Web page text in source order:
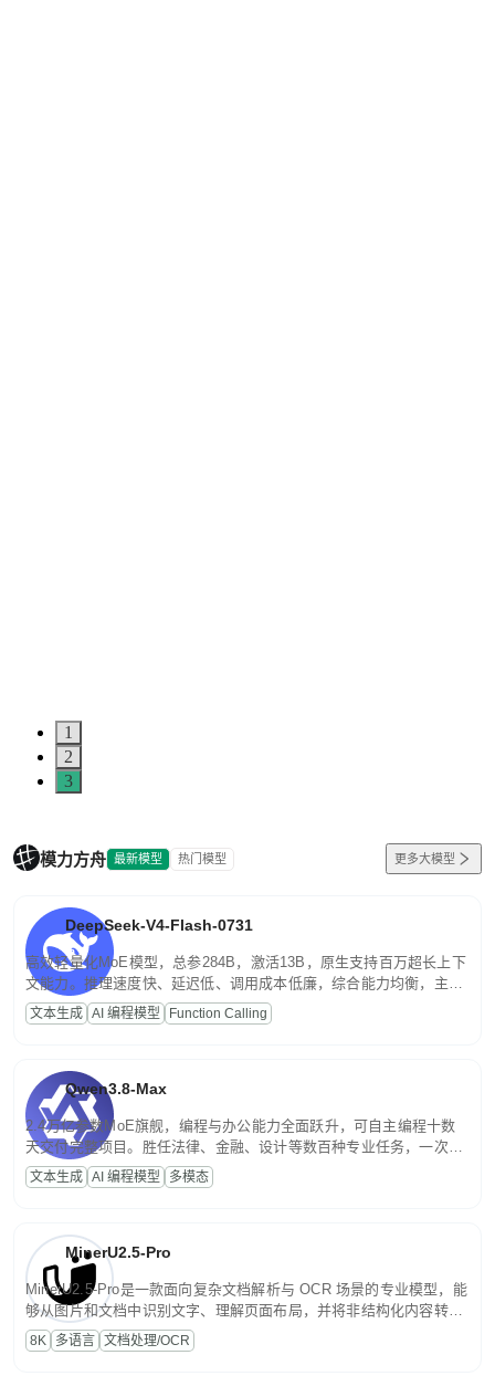
1
2
3
模力方舟 最新模型 热门模型 更多大模型
DeepSeek-V4-Flash-0731
高效轻量化MoE模型，总参284B，激活13B，原生支持百万超长上下
文能力。推理速度快、延迟低、调用成本低廉，综合能力均衡，主打
高并发、轻量化任务，适合日常对话、内容创作、基础 RAG、批量
文案处理等普惠刚需场景。
文本生成 AI 编程模型 Function Calling
Qwen3.8-Max
2.4万亿参数MoE旗舰，编程与办公能力全面跃升，可自主编程十数
天交付完整项目。胜任法律、金融、设计等数百种专业任务，一次对
话端到端交付生产级成果。原生视觉理解贯穿规划、执行与验证全流
程，支持超长文档与长视频的深度语义解析。长程任务中自主规划与
文本生成 AI 编程模型 多模态
MinerU2.5-Pro
MinerU2.5-Pro是一款面向复杂文档解析与 OCR 场景的专业模型，能
够从图片和文档中识别文字、理解页面布局，并将非结构化内容转换
为便于存储、检索和二次处理的结构化结果。
8K 多语言 文档处理/OCR